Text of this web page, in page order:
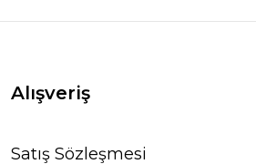
Alışveriş
Satış Sözleşmesi